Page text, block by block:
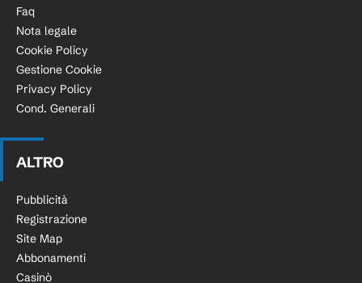
Faq
Nota legale
Cookie Policy
Gestione Cookie
Privacy Policy
Cond. Generali
ALTRO
Pubblicità
Registrazione
Site Map
Abbonamenti
Casinò